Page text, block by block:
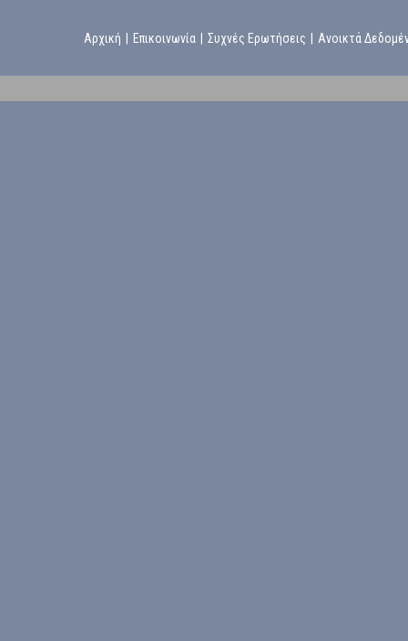
Αρχική Επικοινωνία Συχνές Ερωτήσεις Ανοικτά